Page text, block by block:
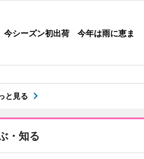
今シーズン初出荷 今年は雨に恵ま
と見る
・知る